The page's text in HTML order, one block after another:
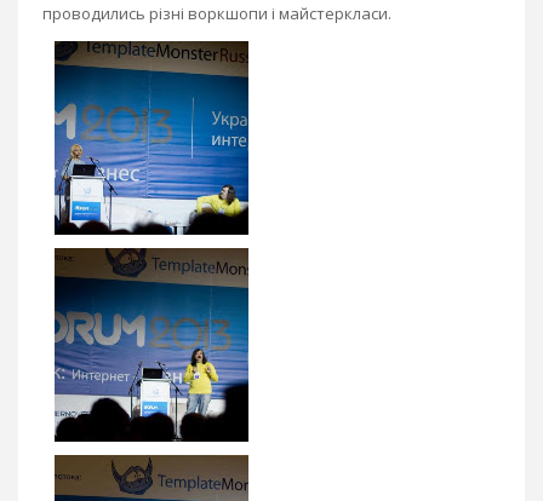
проводились різні воркшопи і майстеркласи.